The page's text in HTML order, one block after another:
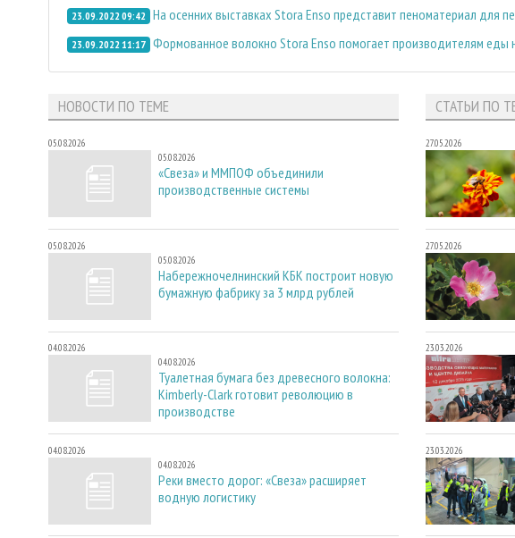
23.09.2022 09:42 На осенних выставках Stora Enso представит пеноматериал для
23.09.2022 11:17 Формованное волокно Stora Enso помогает производителям
НОВОСТИ ПО ТЕМЕ
05.08.2026
05.08.2026
«Свеза» и ММПОФ объединили
производственные системы
05.08.2026
05.08.2026
Набережночелнинский КБК построит новую
бумажную фабрику за 3 млрд рублей
04.08.2026
04.08.2026
Туалетная бумага без древесного волокна:
Kimberly-Clark готовит революцию в
производстве
04.08.2026
04.08.2026
Реки вместо дорог: «Свеза» расширяет
водную логистику
СТАТЬИ ПО
27.05.2026
27.05.2026
23.03.2026
23.03.2026